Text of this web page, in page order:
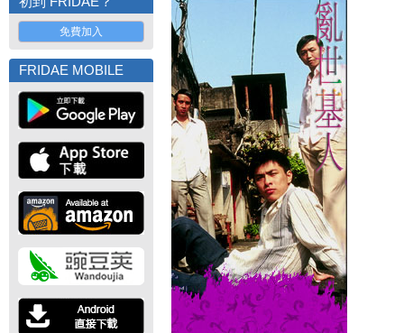
免費加入
FRIDAE MOBILE